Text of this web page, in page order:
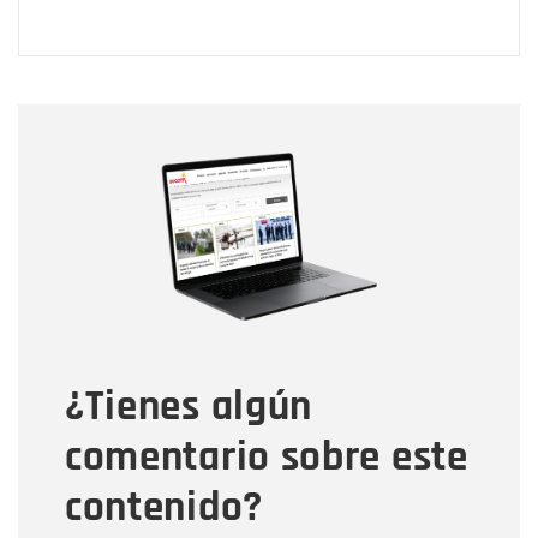
¿Tienes algún
comentario sobre este
contenido?
Correo electrónico
Tipo de comentario
Mensaje